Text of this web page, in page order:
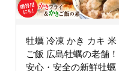
牡蠣 冷凍 かき カキ 米
ご飯 広島牡蠣の老舗！
安心・安全の新鮮牡蠣